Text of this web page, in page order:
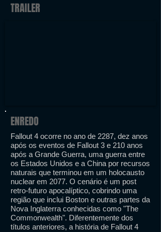
TRAILER
ENREDO
Fallout 4 ocorre no ano de 2287, dez anos
após os eventos de Fallout 3 e 210 anos
após a Grande Guerra, uma guerra entre
os Estados Unidos e a China por recursos
naturais que terminou em um holocausto
nuclear em 2077. O cenário é um post
retro-futuro apocalíptico, cobrindo uma
região que inclui Boston e outras partes da
Nova Inglaterra conhecidas como "The
Commonwealth". Diferentemente dos
títulos anteriores, a história de Fallout 4